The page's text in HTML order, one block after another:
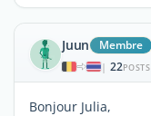
Juun Membre
| 22POSTS
Bonjour Julia,